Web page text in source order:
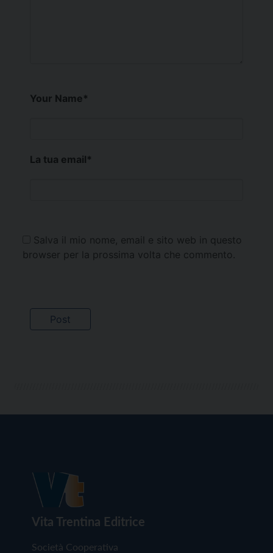
Your Name*
La tua email*
Salva il mio nome, email e sito web in questo
browser per la prossima volta che commento.
Vita Trentina Editrice
Società Cooperativa